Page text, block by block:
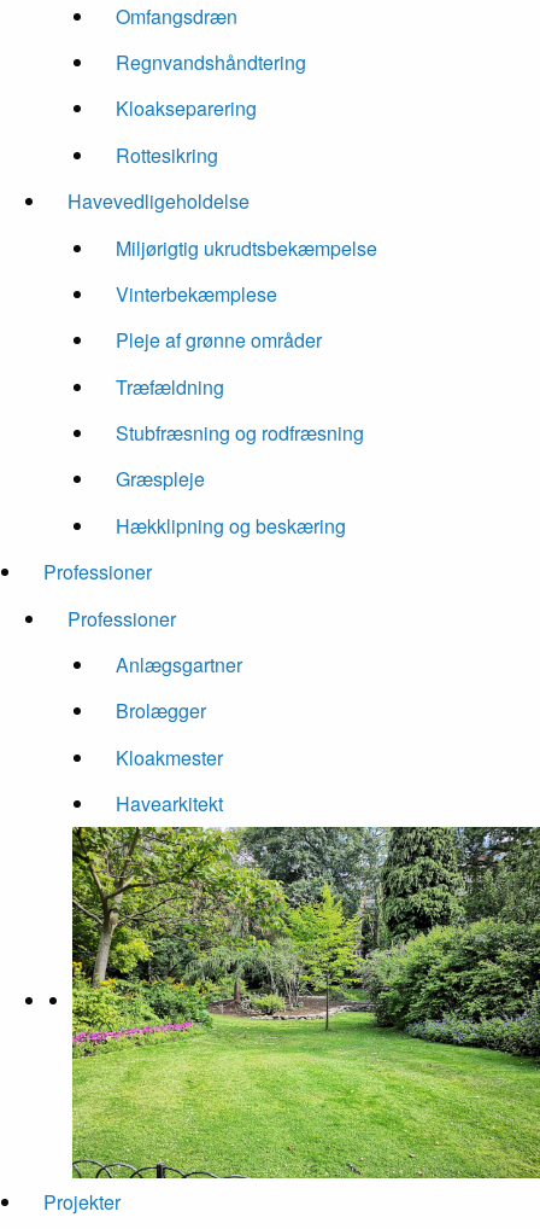
Omfangsdræn
Regnvandshåndtering
Kloakseparering
Rottesikring
Havevedligeholdelse
Miljørigtig ukrudtsbekæmpelse
Vinterbekæmplese
Pleje af grønne områder
Træfældning
Stubfræsning og rodfræsning
Græspleje
Hækklipning og beskæring
Professioner
Professioner
Anlægsgartner
Brolægger
Kloakmester
Havearkitekt
Projekter